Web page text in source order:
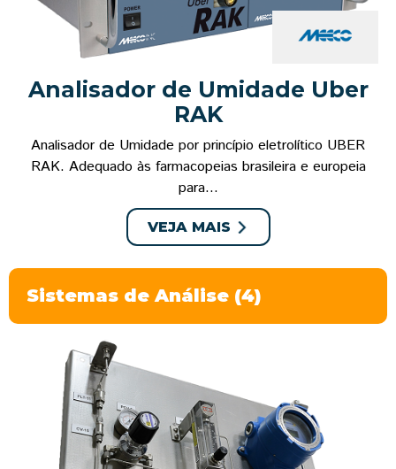
Analisador de Umidade Uber
RAK
Analisador de Umidade por princípio eletrolítico UBER
RAK. Adequado às farmacopeias brasileira e europeia
para...
VEJA MAIS
Sistemas de Análise (4)